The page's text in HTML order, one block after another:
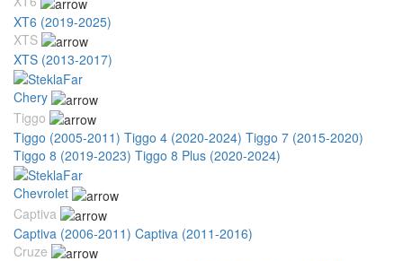
XT6 (2019-2025)
XTS
XTS (2013-2017)
Chery
Tiggo
Tiggo (2005-2011) Tiggo 4 (2020-2024) Tiggo 7 (2015-2020)
Tiggo 8 (2019-2023) Tiggo 8 Plus (2020-2024)
Chevrolet
Captiva
Captiva (2006-2011) Captiva (2011-2016)
Cruze